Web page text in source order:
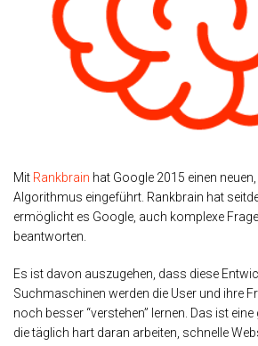
Mit Rankbrain hat Google 2015 einen
Algorithmus eingeführt. Rankbrain hat
ermöglicht es Google, auch komplexe
beantworten.
Es ist davon auszugehen, dass diese
Suchmaschinen werden die User und ihre
noch besser “verstehen” lernen. Das ist
die täglich hart daran arbeiten, schnelle